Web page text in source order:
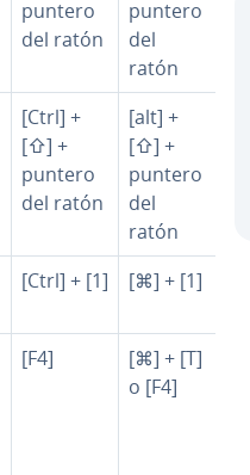
puntero
del ratón
puntero
del
ratón
[Ctrl] +
[⇧] +
puntero
del ratón
[alt] +
[⇧] +
puntero
del
ratón
[Ctrl] + [1] [⌘] + [1]
[F4]
[⌘] + [T]
o [F4]